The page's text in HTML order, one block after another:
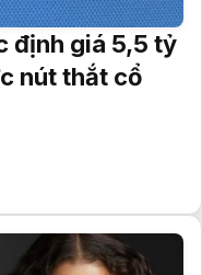
định giá 5,5 tỷ
nút thắt cổ